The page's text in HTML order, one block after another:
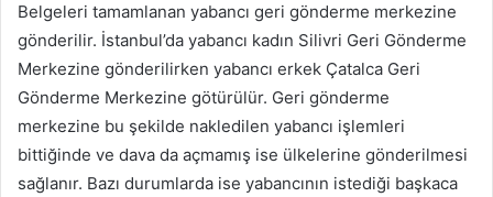
Belgeleri tamamlanan yabancı geri gönderme merkezine
gönderilir. İstanbul’da yabancı kadın Silivri Geri Gönderme
Merkezine gönderilirken yabancı erkek Çatalca Geri
Gönderme Merkezine götürülür. Geri gönderme
merkezine bu şekilde nakledilen yabancı işlemleri
bittiğinde ve dava da açmamış ise ülkelerine gönderilmesi
sağlanır. Bazı durumlarda ise yabancının istediği başkaca